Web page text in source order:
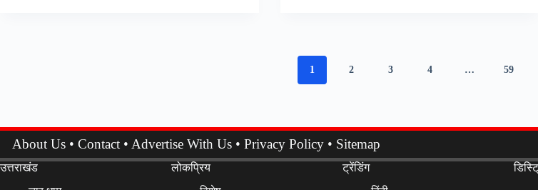
बना
चिंता
खच्चर
जरूरी,
यात्रियों
1 2 3 4 … 59
About Us • Contact • Advertise With Us • Privacy Policy • Sitemap
उत्तराखंड
लोकप्रिय
ट्रेंडिंग